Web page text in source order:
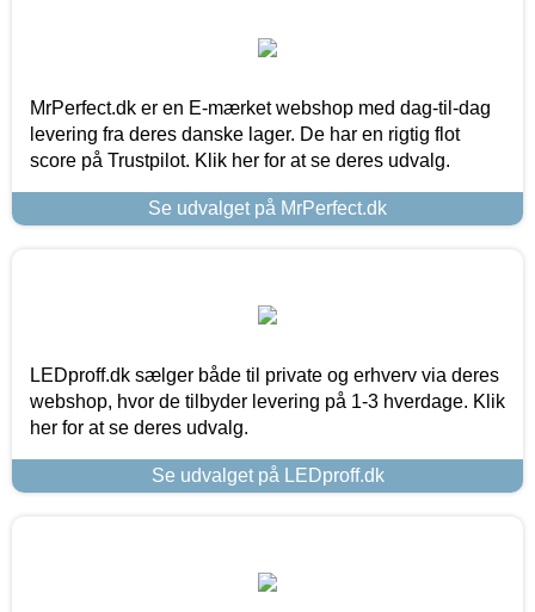
MrPerfect.dk er en E-mærket webshop med dag-til-dag
levering fra deres danske lager. De har en rigtig flot
score på Trustpilot. Klik her for at se deres udvalg.
Se udvalget på MrPerfect.dk
LEDproff.dk sælger både til private og erhverv via deres
webshop, hvor de tilbyder levering på 1-3 hverdage. Klik
her for at se deres udvalg.
Se udvalget på LEDproff.dk